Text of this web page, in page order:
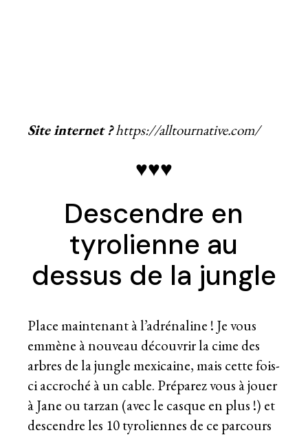
Site internet ?https://alltournative.com/
♥♥♥
Descendre en
tyrolienne au
dessus de la jungle
Place maintenant à l’adrénaline ! Je vous
emmène à nouveau découvrir la cime des
arbres de la jungle mexicaine, mais cette fois-
ci accroché à un cable. Préparez vous à jouer
à Jane ou tarzan (avec le casque en plus !) et
descendre les 10 tyroliennes de ce parcours